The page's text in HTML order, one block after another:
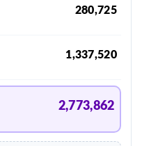
280,725
1,337,520
2,773,862